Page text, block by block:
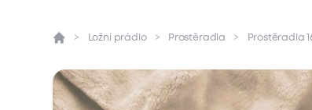
Přehled Parametry Popis produktu
Ložní prádlo Prostěradla Prostěradla